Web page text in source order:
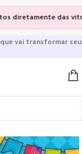
das
vai transformar seu